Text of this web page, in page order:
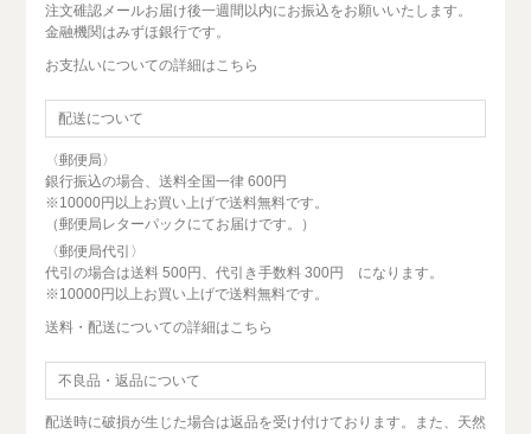
注文碓認メールお届け後一週間以内にお振込をお願いいたします。
金融機関はみずほ銀行です。
お支払いについての詳細はこちら
配送について
〈郵便局〉
銀行振込の場合、送料全国一律 600円
※10000円以上お買い上げで送料無料です。
（郵便局レターパックにてお届けです。）
〈郵便局代引〉
代引の場合は送料 500円、代引き手数料 300円 になります。
※10000円以上お買い上げで送料無料です。
送料・配送についての詳細はこちら
不良品・返品について
配送時に破損が生じた場合は返品を受け付けております。また、天然